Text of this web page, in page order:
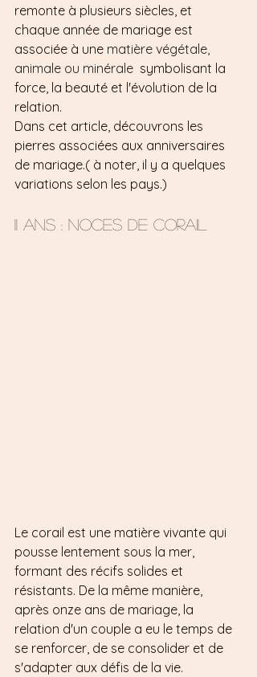
remonte à plusieurs siècles, et
chaque année de mariage est
associée à une matière végétale,
animale ou minérale symbolisant la
force, la beauté et l'évolution de la
relation.
Dans cet article, découvrons les
pierres associées aux anniversaires
de mariage.( à noter, il y a quelques
variations selon les pays.)
11 ans : Noces de corail
Le corail est une matière vivante qui
pousse lentement sous la mer,
formant des récifs solides et
résistants. De la même manière,
après onze ans de mariage, la
relation d'un couple a eu le temps de
se renforcer, de se consolider et de
s'adapter aux défis de la vie.